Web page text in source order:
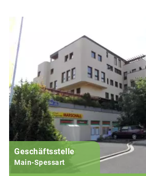
Geschäftsstelle
Main-Spessart